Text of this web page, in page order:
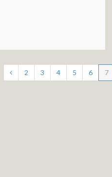
2 3 4 5 6 7